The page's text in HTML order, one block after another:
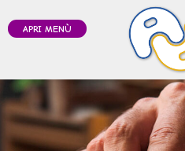
APRI MENÙ